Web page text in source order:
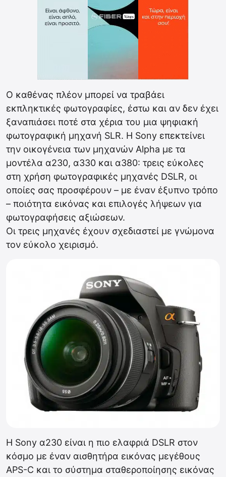
Ο καθένας πλέον μπορεί να τραβάει
εκπληκτικές φωτογραφίες, έστω και αν δεν έχει
ξαναπιάσει ποτέ στα χέρια του μια ψηφιακή
φωτογραφική μηχανή SLR. Η Sony επεκτείνει
την οικογένεια των μηχανών Alpha με τα
μοντέλα α230, α330 και α380: τρεις εύκολες
στη χρήση φωτογραφικές μηχανές DSLR, οι
οποίες σας προσφέρουν – με έναν έξυπνο τρόπο
– ποιότητα εικόνας και επιλογές λήψεων για
φωτογραφήσεις αξιώσεων.
Οι τρεις μηχανές έχουν σχεδιαστεί με γνώμονα
τον εύκολο χειρισμό.
Η Sony α230 είναι η πιο ελαφριά DSLR στον
κόσμο με έναν αισθητήρα εικόνας μεγέθους
APS-C και το σύστημα σταθεροποίησης εικόνας